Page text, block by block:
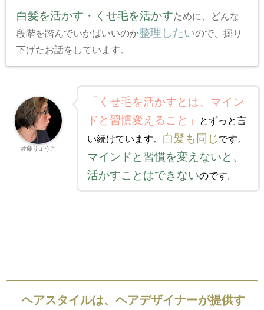
白髪を活かす・くせ毛を活かすために、どんな
段階を踏んでいかばいいのか整理したいので、掘り
下げたお話をしています。
「くせ毛を活かすとは、マイン
ドと習慣変えること」
とずっと言
い続けています。 白髪も同じ です。
マインドと習慣を変えないと、
活かすことはできないのです。
佐藤りょうこ
ヘアスタイルは、ヘアデザイナーが提供す